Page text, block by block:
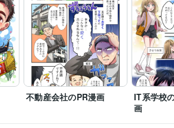
不動産会社のPR漫画
IT系学校
画